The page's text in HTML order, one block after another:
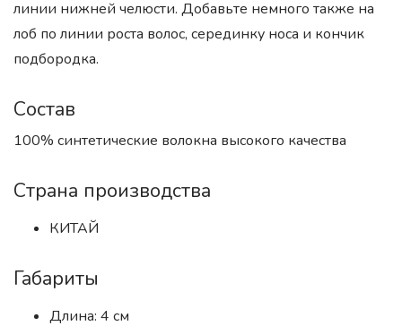
линии нижней челюсти. Добавьте немного также на
лоб по линии роста волос, серединку носа и кончик
подбородка.
Состав
100% синтетические волокна высокого качества
Страна производства
КИТАЙ
Габариты
Длина: 4 см